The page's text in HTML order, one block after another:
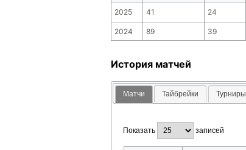
2025 41 24
2024 89 39
История матчей
Матчи Тайбрейки Турниры
Показать записей